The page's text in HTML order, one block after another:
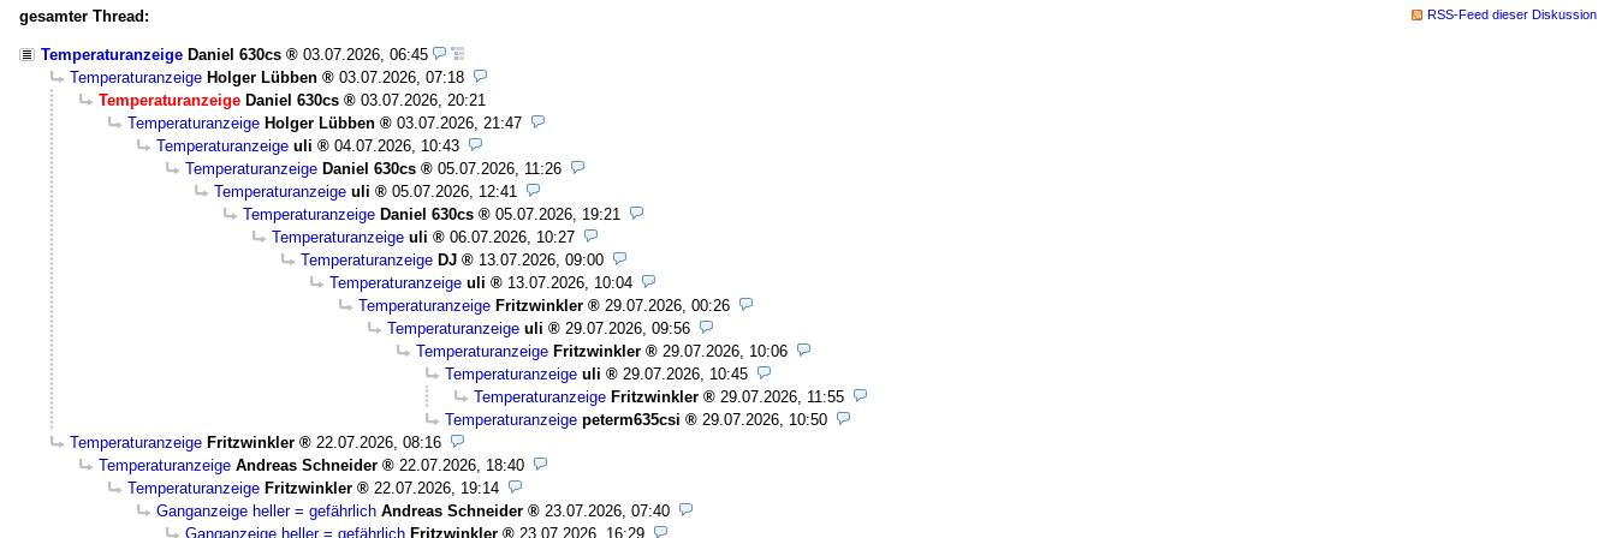
gesamter Thread: RSS-Feed dieser Diskussion
Temperaturanzeige Daniel 630cs
03.07.2026, 06:45
Temperaturanzeige Holger Lübben
03.07.2026, 07:18
Temperaturanzeige Daniel 630cs
03.07.2026, 20:21
Temperaturanzeige Holger Lübben
03.07.2026, 21:47
Temperaturanzeige uli
04.07.2026, 10:43
Temperaturanzeige Daniel 630cs
05.07.2026, 11:26
Temperaturanzeige uli
05.07.2026, 12:41
Temperaturanzeige Daniel 630cs
05.07.2026, 19:21
Temperaturanzeige uli
06.07.2026, 10:27
Temperaturanzeige DJ
13.07.2026, 09:00
Temperaturanzeige uli
13.07.2026, 10:04
Temperaturanzeige Fritzwinkler
29.07.2026, 00:26
Temperaturanzeige uli
29.07.2026, 09:56
Temperaturanzeige Fritzwinkler
29.07.2026, 10:06
Temperaturanzeige uli
29.07.2026, 10:45
Temperaturanzeige Fritzwinkler
29.07.2026, 11:55
Temperaturanzeige peterm635csi
29.07.2026, 10:50
Temperaturanzeige Fritzwinkler
22.07.2026, 08:16
Temperaturanzeige Andreas Schneider
22.07.2026, 18:40
Temperaturanzeige Fritzwinkler
22.07.2026, 19:14
Ganganzeige heller = gefährlich Andreas Schneider
23.07.2026, 07:40
Ganganzeige heller = gefährlich Fritzwinkler 23.07.2026, 16:29